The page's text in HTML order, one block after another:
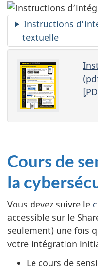
Instructions
textuelle
[
Cours de
la
Vous devez suivre le
accessible sur le
seulement) une fois
votre intégration
Le cours de